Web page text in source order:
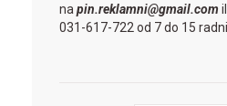
na pin.reklamni@gmail.com
031-617-722 od 7 do 15